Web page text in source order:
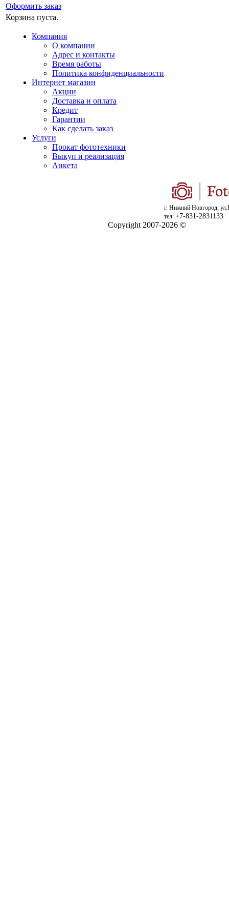
Оформить заказ
Корзина пуста.
Компания
О компании
Адрес и контакты
Время работы
Политика конфиденциальности
Интернет магазин
Акции
Доставка и оплата
Кредит
Гарантии
Как сделать заказ
Услуги
Прокат фототехники
Выкуп и реализация
Анкета
г. Нижний Новгород,
тел: +7-831-2831133
Copyright 2007-2026 ©